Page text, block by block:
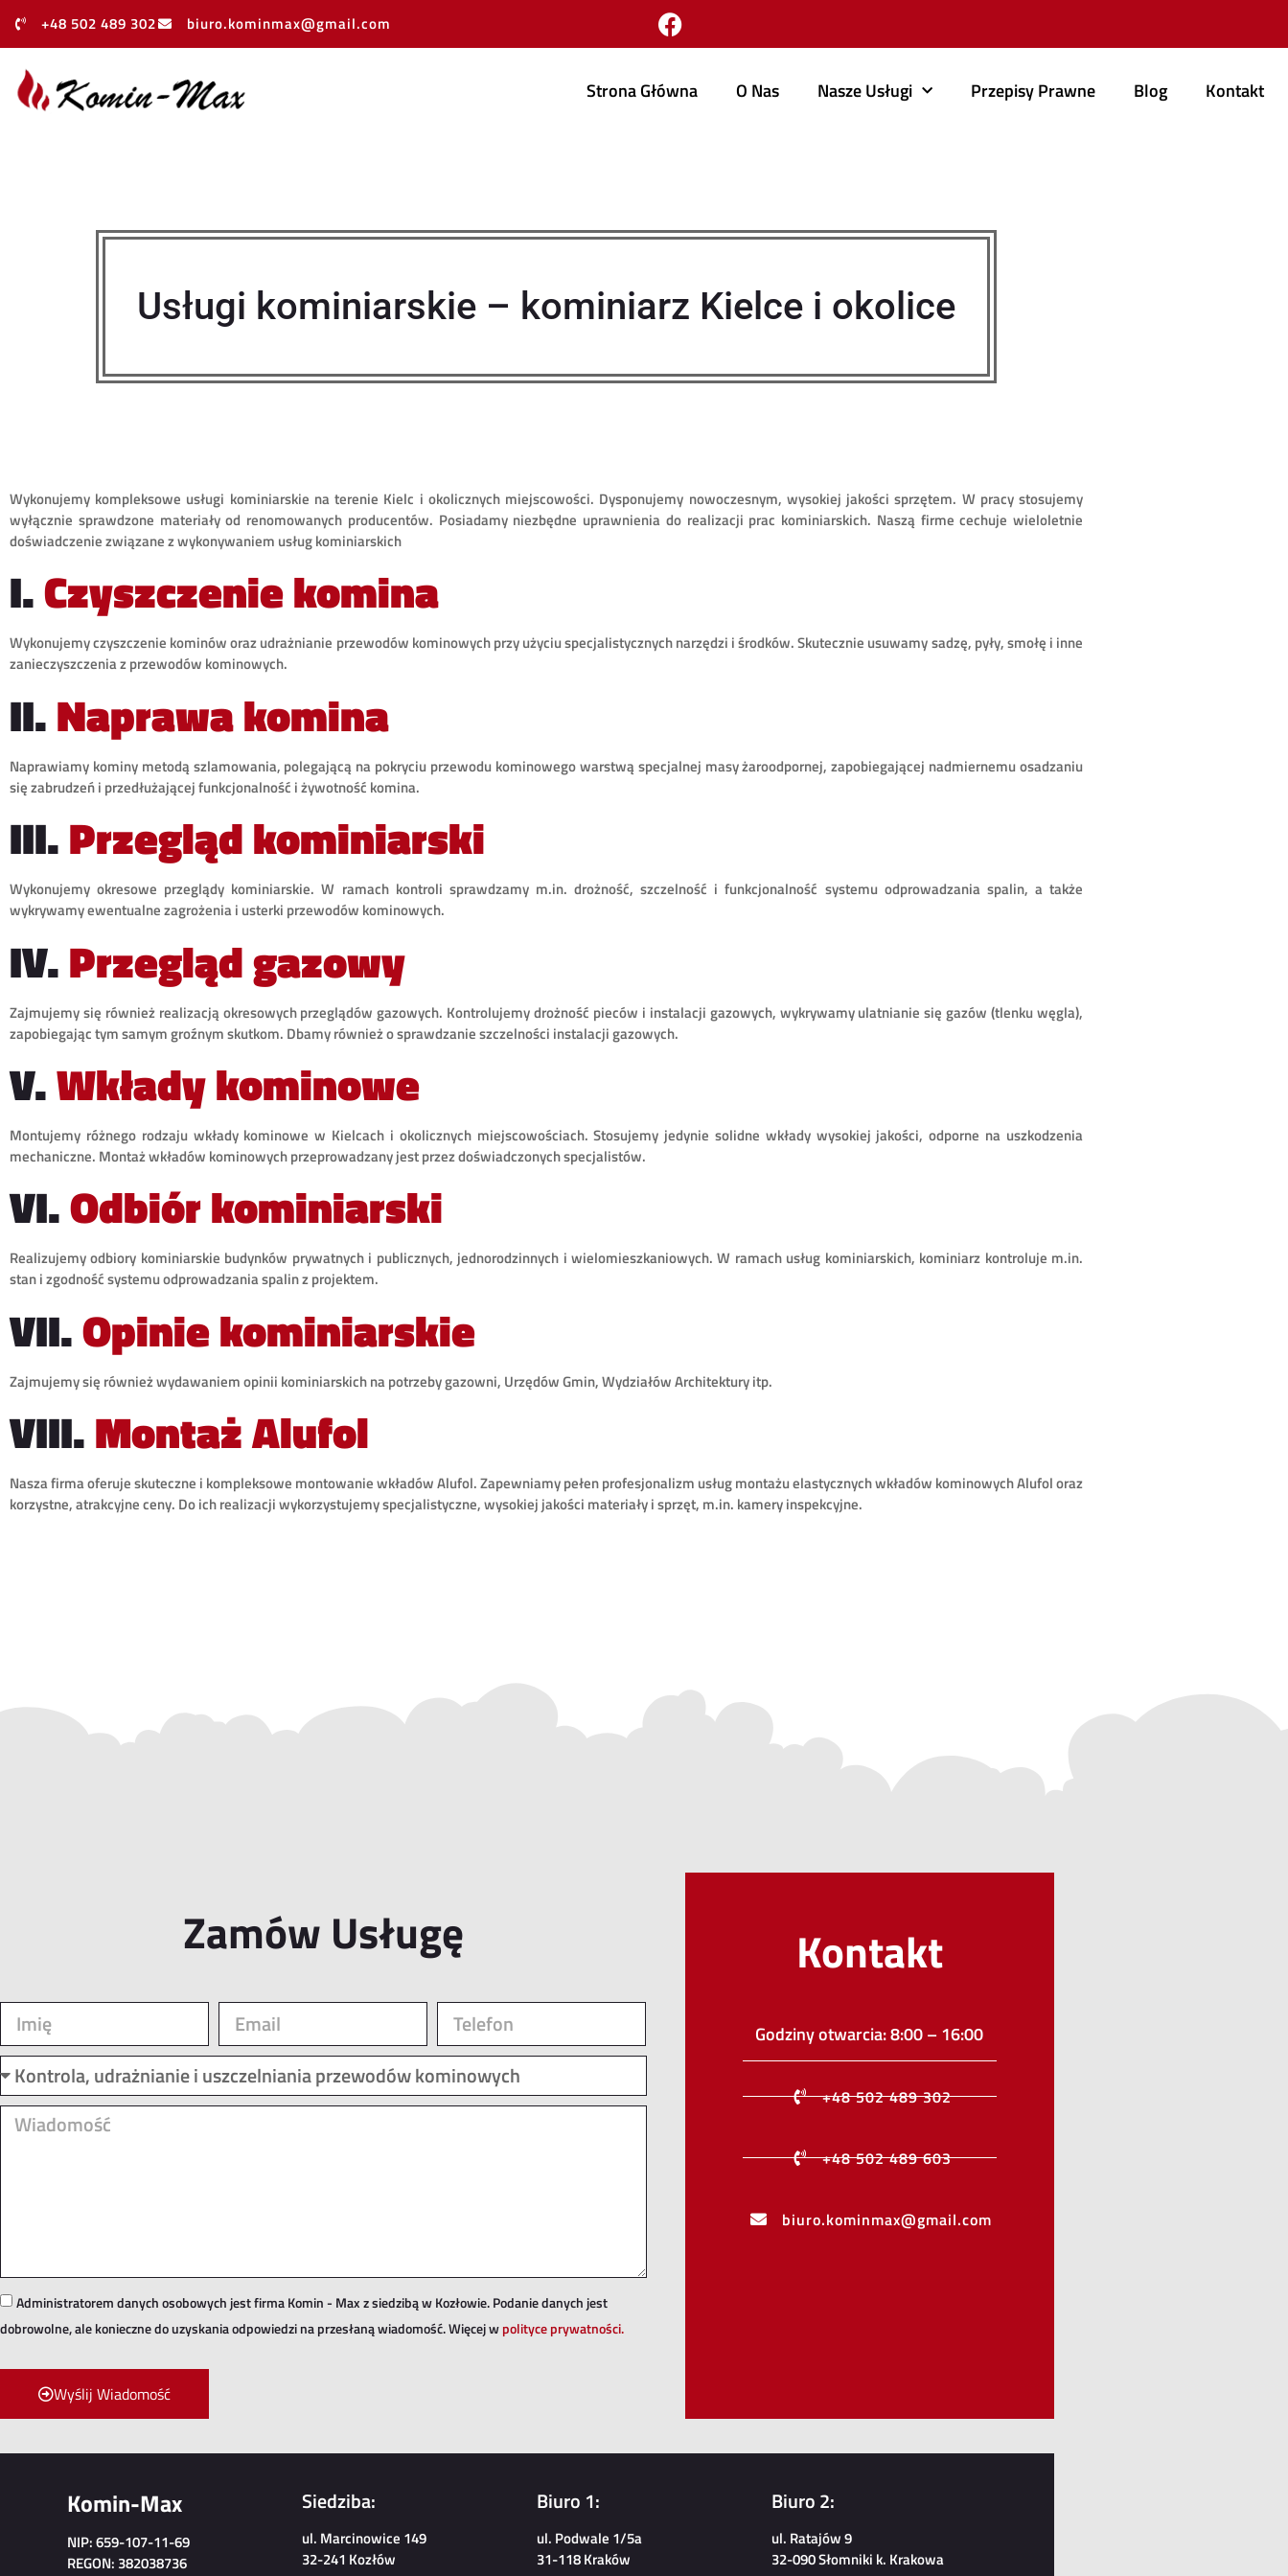
+48 502 489 302 biuro.kominmax@gmail.com
Strona Główna O Nas Nasze Usługi Przepisy Prawne Blog Kontakt
Usługi kominiarskie – kominiarz Kielce i okolice
Wykonujemy kompleksowe usługi kominiarskie na terenie Kielc i okolicznych miejscowości. Dysponujemy nowoczesnym, wysokiej jakości sprzętem. W pracy stosujemy
wyłącznie sprawdzone materiały od renomowanych producentów. Posiadamy niezbędne uprawnienia do realizacji prac kominiarskich. Naszą firme cechuje wieloletnie
doświadczenie związane z wykonywaniem usług kominiarskich
I.Czyszczenie komina
Wykonujemy czyszczenie kominów oraz udrażnianie przewodów kominowych przy użyciu specjalistycznych narzędzi i środków. Skutecznie usuwamy sadzę, pyły, smołę i inne
zanieczyszczenia z przewodów kominowych.
II.Naprawa komina
Naprawiamy kominy metodą szlamowania, polegającą na pokryciu przewodu kominowego warstwą specjalnej masy żaroodpornej, zapobiegającej nadmiernemu osadzaniu
się zabrudzeń i przedłużającej funkcjonalność i żywotność komina.
III.Przegląd kominiarski
Wykonujemy okresowe przeglądy kominiarskie. W ramach kontroli sprawdzamy m.in. drożność, szczelność i funkcjonalność systemu odprowadzania spalin, a także
wykrywamy ewentualne zagrożenia i usterki przewodów kominowych.
IV.Przegląd gazowy
Zajmujemy się również realizacją okresowych przeglądów gazowych. Kontrolujemy drożność pieców i instalacji gazowych, wykrywamy ulatnianie się gazów (tlenku węgla),
zapobiegając tym samym groźnym skutkom. Dbamy również o sprawdzanie szczelności instalacji gazowych.
V.Wkłady kominowe
Montujemy różnego rodzaju wkłady kominowe w Kielcach i okolicznych miejscowościach. Stosujemy jedynie solidne wkłady wysokiej jakości, odporne na uszkodzenia
mechaniczne. Montaż wkładów kominowych przeprowadzany jest przez doświadczonych specjalistów.
VI.Odbiór kominiarski
Realizujemy odbiory kominiarskie budynków prywatnych i publicznych, jednorodzinnych i wielomieszkaniowych. W ramach usług kominiarskich, kominiarz kontroluje m.in.
stan i zgodność systemu odprowadzania spalin z projektem.
VII.Opinie kominiarskie
Zajmujemy się również wydawaniem opinii kominiarskich na potrzeby gazowni, Urzędów Gmin, Wydziałów Architektury itp.
VIII.Montaż Alufol
Nasza firma oferuje skuteczne i kompleksowe montowanie wkładów Alufol. Zapewniamy pełen profesjonalizm usług montażu elastycznych wkładów kominowych Alufol oraz
korzystne, atrakcyjne ceny. Do ich realizacji wykorzystujemy specjalistyczne, wysokiej jakości materiały i sprzęt, m.in. kamery inspekcyjne.
Zamów Usługę
Administratorem danych osobowych jest firma Komin - Max z siedzibą w Kozłowie. Podanie danych jest
dobrowolne, ale konieczne do uzyskania odpowiedzi na przesłaną wiadomość. Więcej wpolityce prywatności.
Wyślij Wiadomość
Kontakt
Godziny otwarcia: 8:00 – 16:00
+48 502 489 302
+48 502 489 603
biuro.kominmax@gmail.com
Komin-Max
NIP: 659-107-11-69
REGON: 382038736
Siedziba:
ul. Marcinowice 149
32-241 Kozłów
Biuro 1:
ul. Podwale 1/5a
31-118 Kraków
Biuro 2:
ul. Ratajów 9
32-090 Słomniki k. Krakowa